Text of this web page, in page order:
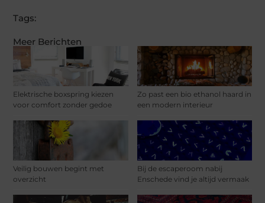
Meer Berichten
Elektrische boxspring kiezen
voor comfort zonder gedoe
Zo past een bio ethanol haard in
een modern interieur
Veilig bouwen begint met
overzicht
Bij de escaperoom nabij
Enschede vind je altijd vermaak
Tags: